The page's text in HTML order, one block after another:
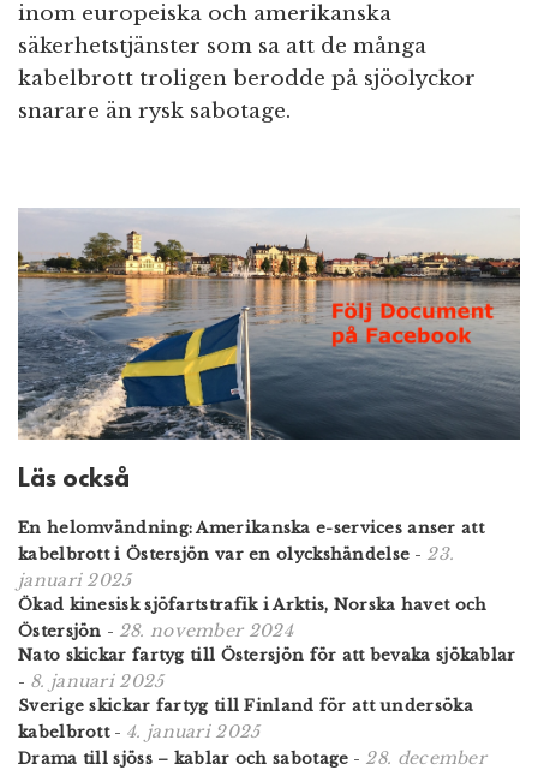
inom europeiska och amerikanska
säkerhetstjänster som sa att de många
kabelbrott troligen berodde på sjöolyckor
snarare än rysk sabotage.
Läs också
En helomvändning: Amerikanska e-services anser att
kabelbrott i Östersjön var en olyckshändelse - 23.
januari 2025
Ökad kinesisk sjöfartstrafik i Arktis, Norska havet och
Östersjön - 28. november 2024
Nato skickar fartyg till Östersjön för att bevaka sjökablar
- 8. januari 2025
Sverige skickar fartyg till Finland för att undersöka
kabelbrott- 4. januari 2025
Drama till sjöss – kablar och sabotage - 28. december